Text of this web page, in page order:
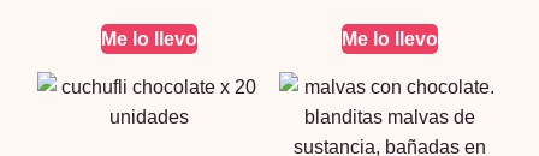
Me lo llevo Me lo llevo